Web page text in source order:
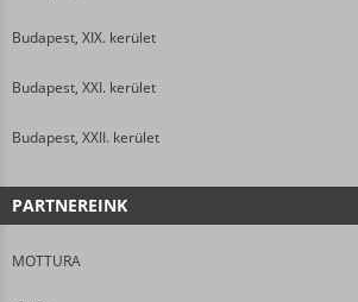
Budapest, XIX. kerület
Budapest, XXI. kerület
Budapest, XXII. kerület
PARTNEREINK
MOTTURA